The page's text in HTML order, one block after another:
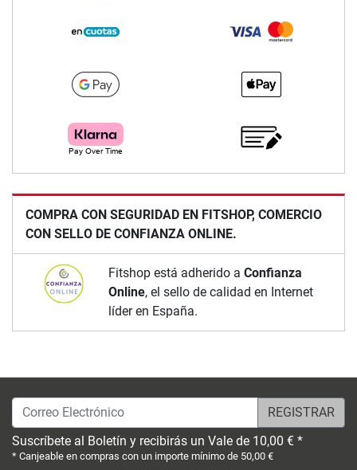
COMPRA CON SEGURIDAD EN FITSHOP, COMERCIO
CON SELLO DE CONFIANZA ONLINE.
Fitshop está adherido a Confianza
Online, el sello de calidad en Internet
líder en España.
Correo Electrónico
Suscríbete al Boletín y recibirás un Vale de 10,00 € *
* Canjeable en compras con un importe mínimo de 50,00 €